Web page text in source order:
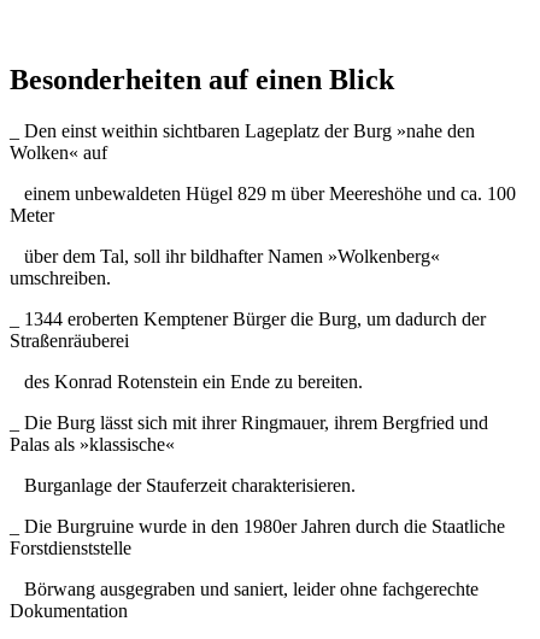
Besonderheiten auf einen Blick
_ Den einst weithin sichtbaren Lageplatz der Burg »nahe den
Wolken« auf
einem unbewaldeten Hügel 829 m über Meereshöhe und ca. 100
Meter
über dem Tal, soll ihr bildhafter Namen »Wolkenberg«
umschreiben.
_ 1344 eroberten Kemptener Bürger die Burg, um dadurch der
Straßenräuberei
des Konrad Rotenstein ein Ende zu bereiten.
_ Die Burg lässt sich mit ihrer Ringmauer, ihrem Bergfried und
Palas als »klassische«
Burganlage der Stauferzeit charakterisieren.
_ Die Burgruine wurde in den 1980er Jahren durch die Staatliche
Forstdienststelle
Börwang ausgegraben und saniert, leider ohne fachgerechte
Dokumentation